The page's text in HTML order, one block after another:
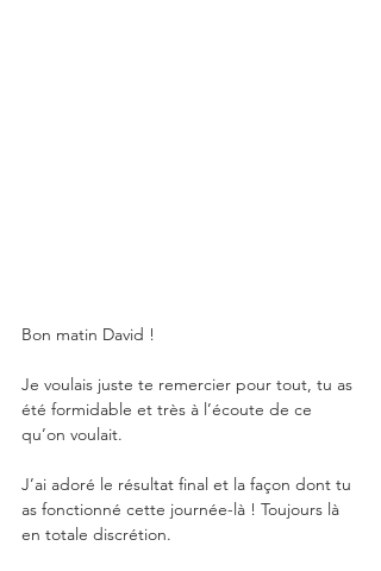
Bon matin David !
Je voulais juste te remercier pour tout, tu as
été formidable et très à l’écoute de ce
qu’on voulait.
J’ai adoré le résultat final et la façon dont tu
as fonctionné cette journée-là ! Toujours là
en totale discrétion.